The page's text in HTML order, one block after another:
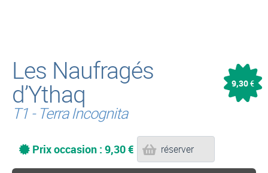
Les Naufragés
d’Ythaq
T1 - Terra Incognita
9,30€
Prix occasion : 9,30 € réserver